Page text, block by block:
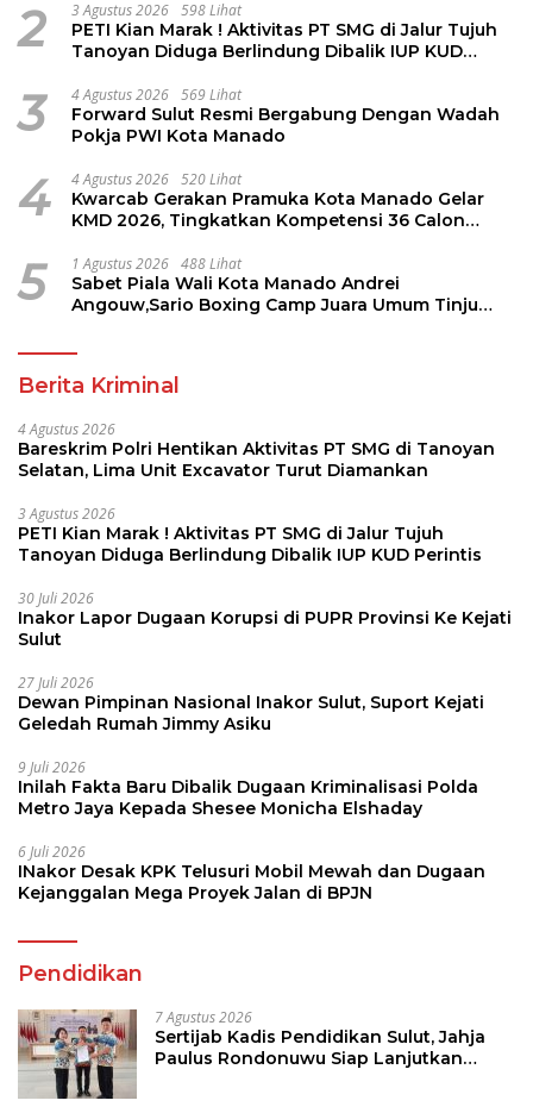
2 3 Agustus 2026 598 Lihat
PETI Kian Marak ! Aktivitas PT SMG di Jalur Tujuh
Tanoyan Diduga Berlindung Dibalik IUP KUD
3 4 Agustus 2026 569 Lihat
Forward Sulut Resmi Bergabung Dengan Wadah
Pokja PWI Kota Manado
4 4 Agustus 2026 520 Lihat
Kwarcab Gerakan Pramuka Kota Manado Gelar
KMD 2026, Tingkatkan Kompetensi 36 Calon
5 1 Agustus 2026 488 Lihat
Sabet Piala Wali Kota Manado Andrei
Angouw,Sario Boxing Camp Juara Umum Tinju
Berita Kriminal
4 Agustus 2026
Bareskrim Polri Hentikan Aktivitas PT SMG di Tanoyan
Selatan, Lima Unit Excavator Turut Diamankan
3 Agustus 2026
PETI Kian Marak ! Aktivitas PT SMG di Jalur Tujuh
Tanoyan Diduga Berlindung Dibalik IUP KUD Perintis
30 Juli 2026
Inakor Lapor Dugaan Korupsi di PUPR Provinsi Ke Kejati
Sulut
27 Juli 2026
Dewan Pimpinan Nasional Inakor Sulut, Suport Kejati
Geledah Rumah Jimmy Asiku
9 Juli 2026
Inilah Fakta Baru Dibalik Dugaan Kriminalisasi Polda
Metro Jaya Kepada Shesee Monicha Elshaday
6 Juli 2026
INakor Desak KPK Telusuri Mobil Mewah dan Dugaan
Kejanggalan Mega Proyek Jalan di BPJN
Pendidikan
7 Agustus 2026
Sertijab Kadis Pendidikan Sulut, Jahja
Paulus Rondonuwu Siap Lanjutkan